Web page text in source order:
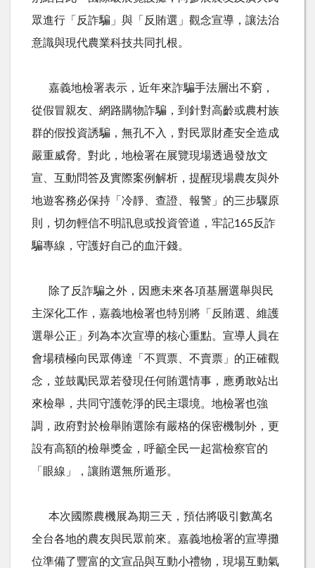
眾進行「反詐騙」與「反賄選」觀念宣導，讓法治
意識與現代農業科技共同扎根。
嘉義地檢署表示，近年來詐騙手法層出不窮，
從假冒親友、網路購物詐騙，到針對高齡或農村族
群的假投資誘騙，無孔不入，對民眾財產安全造成
嚴重威脅。對此，地檢署在展覽現場透過發放文
宣、互動問答及實際案例解析，提醒現場農友與外
地遊客務必保持「冷靜、查證、報警」的三步驟原
則，切勿輕信不明訊息或投資管道，牢記165反詐
騙專線，守護好自己的血汗錢。
除了反詐騙之外，因應未來各項基層選舉與民
主深化工作，嘉義地檢署也特別將「反賄選、維護
選舉公正」列為本次宣導的核心重點。宣導人員在
會場積極向民眾傳達「不買票、不賣票」的正確觀
念，並鼓勵民眾若發現任何賄選情事，應勇敢站出
來檢舉，共同守護乾淨的民主環境。地檢署也強
調，政府對於檢舉賄選除有嚴格的保密機制外，更
設有高額的檢舉獎金，呼籲全民一起當檢察官的
「眼線」，讓賄選無所遁形。
本次國際農機展為期三天，預估將吸引數萬名
全台各地的農友與民眾前來。嘉義地檢署的宣導攤
位準備了豐富的文宣品與互動小禮物，現場互動氣